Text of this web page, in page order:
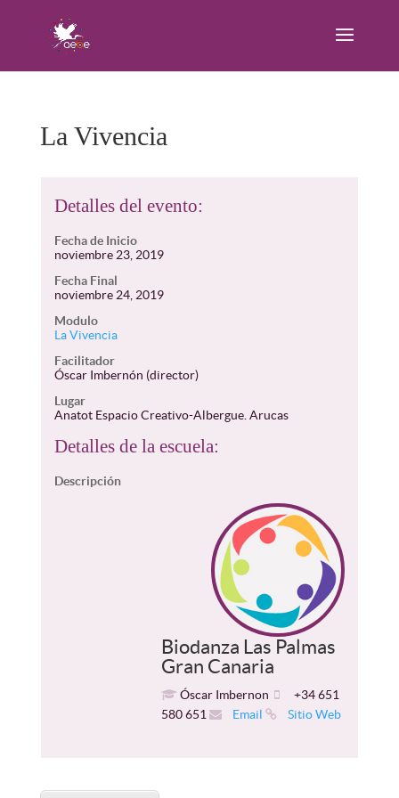
La Vivencia
Detalles del evento:
Fecha de Inicio
noviembre 23, 2019
Fecha Final
noviembre 24, 2019
Modulo
La Vivencia
Facilitador
Óscar Imbernón (director)
Lugar
Anatot Espacio Creativo-Albergue. Arucas
Detalles de la escuela:
Descripción
Biodanza Las Palmas
Gran Canaria
Óscar Imbernon
+34 651
580 651
Email Sitio Web